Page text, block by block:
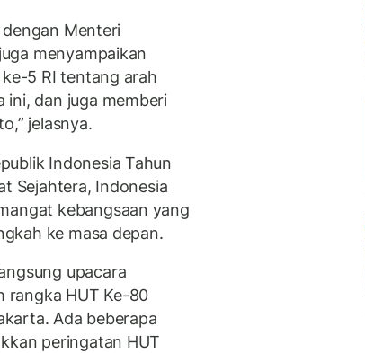
dengan Menteri
menyampaikan
5 RI tentang arah
ini, dan juga memberi
jelasnya.
Indonesia Tahun
Sejahtera, Indonesia
kebangsaan yang
ke masa depan.
upacara
rangka HUT Ke-80
Ada beberapa
peringatan HUT